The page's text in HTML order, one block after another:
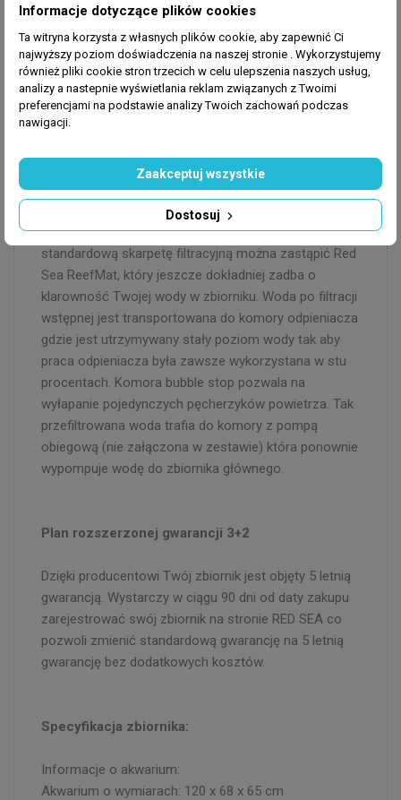
hydrauliki w celu zwiększenia estetyczności zbiornika.
Woda przelewa się przez wlot rury odpływowej co
pozwala na uzyskanie cichszej pracy cyrkulacji wody.
Zawór o wysokiej precyzji pozwala na wyregulowanie
poziomu wody w zbiorniku z wysoką dokładnością.
Sump typu Reef-Ready
Komora filtracyjna z skarpetami pozwala i zapobiega
zatykaniu się pompy. Komora jest łatwa w edycji i
standardową skarpetę filtracyjną można zastąpić Red
Sea ReefMat, który jeszcze dokładniej zadba o
klarowność Twojej wody w zbiorniku. Woda po filtracji
wstępnej jest transportowana do komory odpieniacza
gdzie jest utrzymywany stały poziom wody tak aby
praca odpieniacza była zawsze wykorzystana w stu
procentach. Komora bubble stop pozwala na
wyłapanie pojedynczych pęcherzyków powietrza. Tak
przefiltrowana woda trafia do komory z pompą
obiegową (nie załączona w zestawie) która ponownie
wypompuje wodę do zbiornika głównego.
Plan rozszerzonej gwarancji 3+2
Dzięki producentowi Twój zbiornik jest objęty 5 letnią
gwarancją. Wystarczy w ciągu 90 dni od daty zakupu
zarejestrować swój zbiornik na stronie RED SEA co
pozwoli zmienić standardową gwarancję na 5 letnią
gwarancję bez dodatkowych kosztów.
Specyfikacja zbiornika:
Informacje o akwarium:
Akwarium o wymiarach: 120 x 68 x 65 cm
Informacje dotyczące plików cookies
Ta witryna korzysta z własnych plików cookie, aby zapewnić Ci
najwyższy poziom doświadczenia na naszej stronie . Wykorzystujemy
również pliki cookie stron trzecich w celu ulepszenia naszych usług,
analizy a nastepnie wyświetlania reklam związanych z Twoimi
preferencjami na podstawie analizy Twoich zachowań podczas
nawigacji.
Dostosuj
Zaakceptuj wszystkie